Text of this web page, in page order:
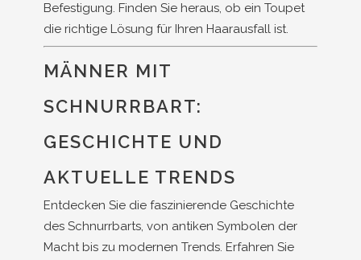
Befestigung. Finden Sie heraus, ob ein Toupet
die richtige Lösung für Ihren Haarausfall ist.
MÄNNER MIT
SCHNURRBART:
GESCHICHTE UND
AKTUELLE TRENDS
Entdecken Sie die faszinierende Geschichte
des Schnurrbarts, von antiken Symbolen der
Macht bis zu modernen Trends. Erfahren Sie